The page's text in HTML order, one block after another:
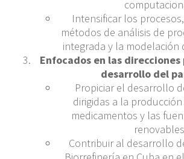
Intensificar los
métodos de análisis de
integrada y la modelación
Enfocados en las
desarrollo del
Propiciar el desarrollo
dirigidas a la
medicamentos y las
renovables
Contribuir al desarrollo